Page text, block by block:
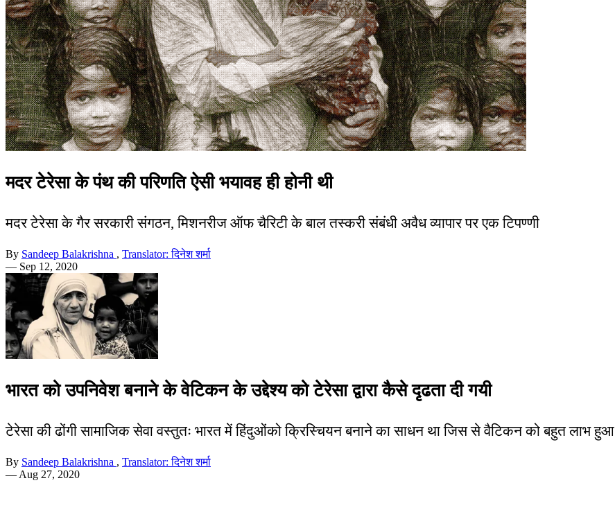
मदर टेरेसा के पंथ की परिणति ऐसी भयावह ही होनी थी
मदर टेरेसा के गैर सरकारी संगठन, मिशनरीज ऑफ चैरिटी के बाल तस्करी संबंधी अवैध व्यापार पर एक टिपण्णी
By Sandeep Balakrishna , Translator: दिनेश शर्मा
— Sep 12, 2020
भारत को उपनिवेश बनाने के वेटिकन के उद्देश्य को टेरेसा द्वारा कैसे दृढता दी गयी
टेरेसा की ढोंगी सामाजिक सेवा वस्तुतः भारत में हिंदुओंको क्रिस्चियन बनाने का साधन था जिस से वैटिकन को बहुत लाभ हुआ
By Sandeep Balakrishna , Translator: दिनेश शर्मा
— Aug 27, 2020